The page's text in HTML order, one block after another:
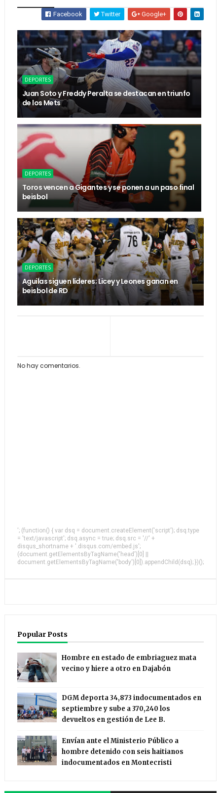
Facebook Twitter Google+
DEPORTES
Juan Soto y Freddy Peralta se destacan en triunfo
de los Mets
DEPORTES
Toros vencen a Gigantes y se ponen a un paso final
beisbol
DEPORTES
Aguilas siguen líderes; Licey y Leones ganan en
beisbol de RD
No hay comentarios.
'; (function() { var dsq = document.createElement('script'); dsq.type
= 'text/javascript'; dsq.async = true; dsq.src = '//' +
disqus_shortname + '.disqus.com/embed.js';
(document.getElementsByTagName('head')[0] ||
document.getElementsByTagName('body')[0]).appendChild(dsq); })();
Popular Posts
Hombre en estado de embriaguez mata
vecino y hiere a otro en Dajabón
DGM deporta 34,873 indocumentados en
septiembre y sube a 370,240 los
devueltos en gestión de Lee B.
Envían ante el Ministerio Público a
hombre detenido con seis haitianos
indocumentados en Montecristi